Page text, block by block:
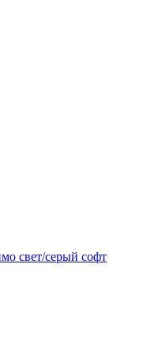
свет/серый софт